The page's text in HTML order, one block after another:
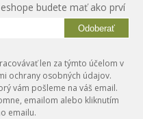
budete mať ako prví
Odoberať
len za týmto účelom v
ochrany osobných údajov.
vám pošleme na váš email.
emailom alebo kliknutím
emailu.